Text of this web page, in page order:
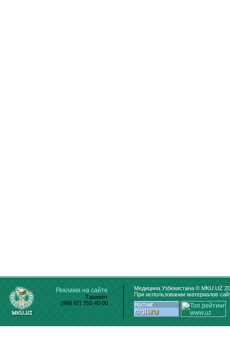
Реклама на сайте
Ташкент
(998 97) 750 40 00
Медицина Узбекистана © MKU.UZ
При использовании материалов